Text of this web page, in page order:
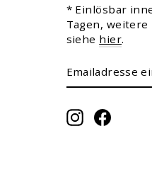
* Einlösbar
Tagen, weitere
siehe hier.
EINTRAGEN
Instagram